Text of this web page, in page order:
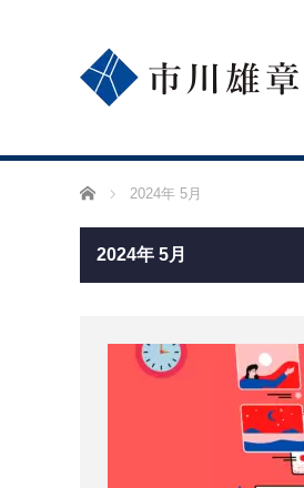
ホーム 2024年 5月
2024年 5月